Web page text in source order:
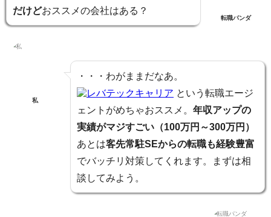
だけどおススメの会社はある？
転職パンダ
私
・・・わがままだなあ。
レバテックキャリア という転職エージ
ェントがめちゃおススメ。 年収アップの
実績がマジすごい（100万円～300万円）
あとは客先常駐SEからの転職も経験豊富
でバッチリ対策してくれます。まずは相
談してみよう。